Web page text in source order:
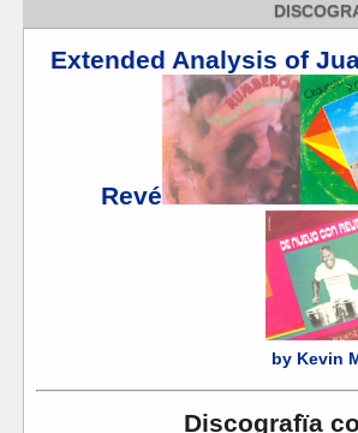
Extended Analysis of
Revé
by Kevin
Discografïa